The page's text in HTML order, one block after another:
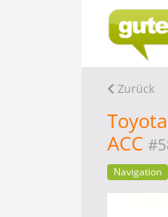
Zurück
ACC
Navigation